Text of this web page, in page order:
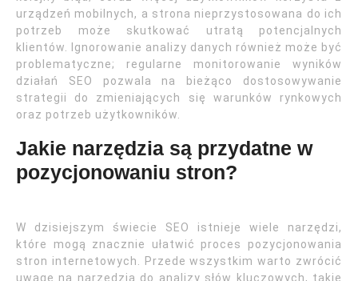
urządzeń mobilnych, a strona nieprzystosowana do ich
potrzeb może skutkować utratą potencjalnych
klientów. Ignorowanie analizy danych również może być
problematyczne; regularne monitorowanie wyników
działań SEO pozwala na bieżąco dostosowywanie
strategii do zmieniających się warunków rynkowych
oraz potrzeb użytkowników.
Jakie narzędzia są przydatne w
pozycjonowaniu stron?
W dzisiejszym świecie SEO istnieje wiele narzędzi,
które mogą znacznie ułatwić proces pozycjonowania
stron internetowych. Przede wszystkim warto zwrócić
uwagę na narzędzia do analizy słów kluczowych, takie